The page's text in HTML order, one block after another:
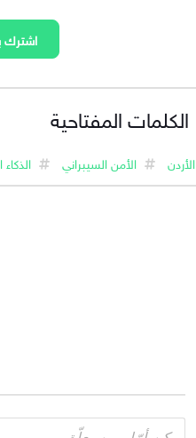
اشترك
الكلمات المفتاحية
الأردن الأمن السيبراني